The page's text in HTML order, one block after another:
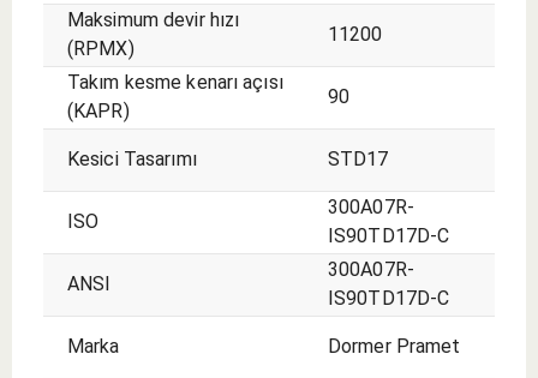
Maksimum devir hızı
(RPMX)
11200
Takım kesme kenarı açısı
(KAPR)
90
Kesici Tasarımı STD17
ISO
300A07R-
IS90TD17D-C
ANSI
300A07R-
IS90TD17D-C
Marka Dormer Pramet